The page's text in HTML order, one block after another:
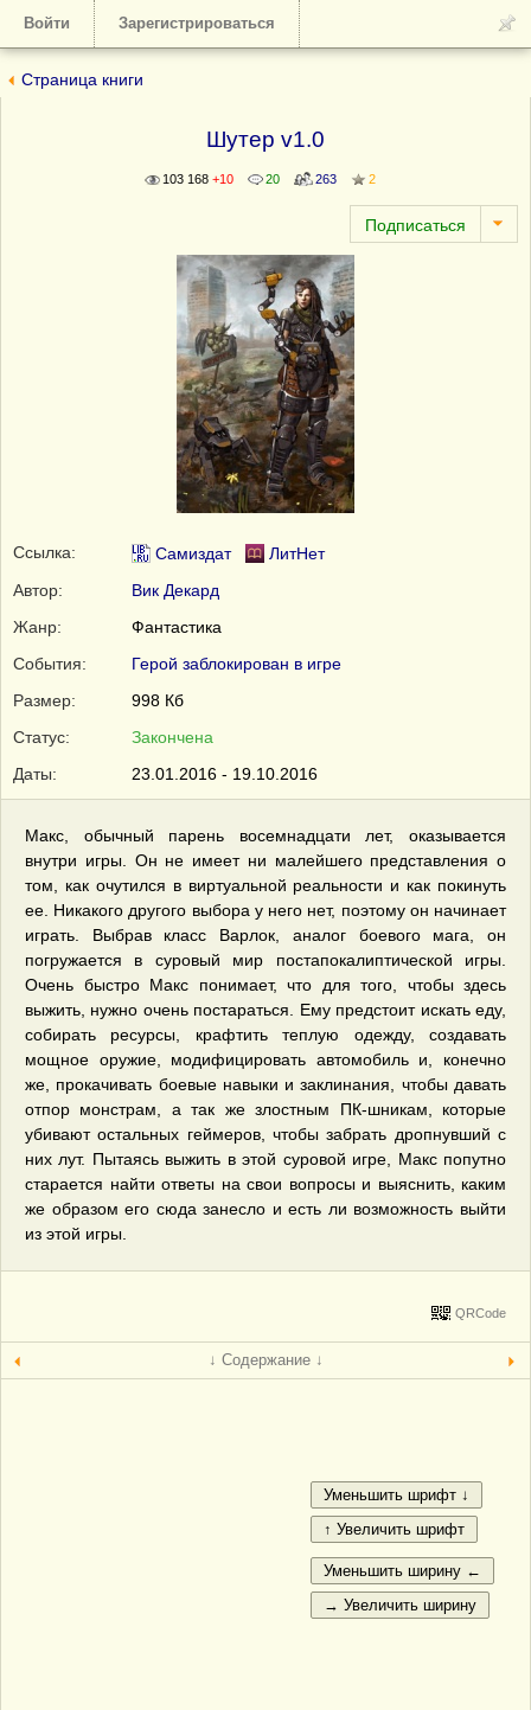
Войти Зарегистрироваться
Страница книги
Шутер v1.0
103 168 +10 20 263 2
Ссылка: Самиздат
ЛитНет
Автор:
Вик Декард
Жанр:
Фантастика
События:
Герой заблокирован в игре
Размер:
998 Кб
Статус:
Закончена
Даты:
23.01.2016 - 19.10.2016
Макс, обычный парень восемнадцати лет, оказывается
внутри игры. Он не имеет ни малейшего представления о
том, как очутился в виртуальной реальности и как покинуть
ее. Никакого другого выбора у него нет, поэтому он начинает
играть. Выбрав класс Варлок, аналог боевого мага, он
погружается в суровый мир постапокалиптической игры.
Очень быстро Макс понимает, что для того, чтобы здесь
выжить, нужно очень постараться. Ему предстоит искать еду,
собирать ресурсы, крафтить теплую одежду, создавать
мощное оружие, модифицировать автомобиль и, конечно
же, прокачивать боевые навыки и заклинания, чтобы давать
отпор монстрам, а так же злостным ПК-шникам, которые
убивают остальных геймеров, чтобы забрать дропнувший с
них лут. Пытаясь выжить в этой суровой игре, Макс попутно
старается найти ответы на свои вопросы и выяснить, каким
же образом его сюда занесло и есть ли возможность выйти
из этой игры.
QRCode
↓ Содержание ↓